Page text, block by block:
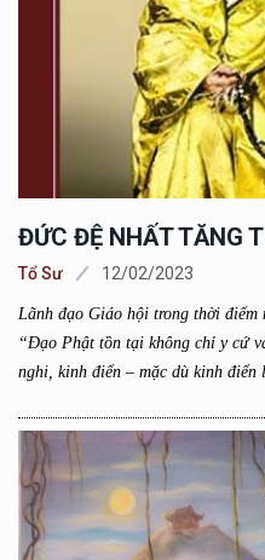
ĐỨC ĐỆ NHẤT TĂNG
Tổ Sư 12/02/2023
Lãnh đạo Giáo hội trong thời điểm
“Đạo Phật tồn tại không chỉ y cứ
nghi, kinh điển – mặc dù kinh điển